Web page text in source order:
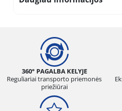
360° PAGALBA KELYJE
Reguliariai transporto priemonės
priežiūrai